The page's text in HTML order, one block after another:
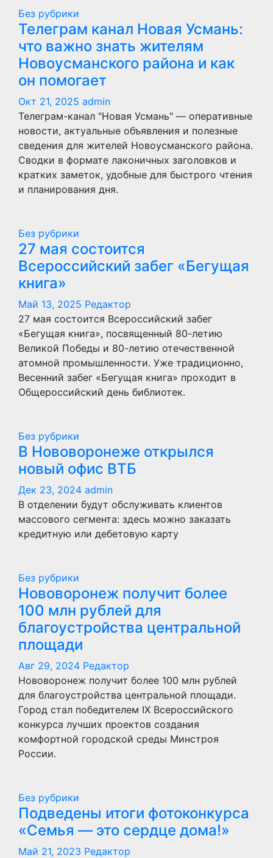
Без рубрики
Телеграм канал Новая Усмань:
что важно знать жителям
Новоусманского района и как
он помогает
Окт 21, 2025 admin
Телеграм-канал "Новая Усмань" — оперативные
новости, актуальные объявления и полезные
сведения для жителей Новоусманского района.
Сводки в формате лаконичных заголовков и
кратких заметок, удобные для быстрого чтения
и планирования дня.
Без рубрики
27 мая состоится
Всероссийский забег «Бегущая
книга»
Май 13, 2025 Редактор
27 мая состоится Всероссийский забег
«Бегущая книга», посвященный 80-летию
Великой Победы и 80-летию отечественной
атомной промышленности. Уже традиционно,
Весенний забег «Бегущая книга» проходит в
Общероссийский день библиотек.
Без рубрики
В Нововоронеже открылся
новый офис ВТБ
Дек 23, 2024 admin
В отделении будут обслуживать клиентов
массового сегмента: здесь можно заказать
кредитную или дебетовую карту
Без рубрики
Нововоронеж получит более
100 млн рублей для
благоустройства центральной
площади
Авг 29, 2024 Редактор
Нововоронеж получит более 100 млн рублей
для благоустройства центральной площади.
Город стал победителем IX Всероссийского
конкурса лучших проектов создания
комфортной городской среды Минстроя
России.
Без рубрики
Подведены итоги фотоконкурса
«Семья — это сердце дома!»
Май 21, 2023 Редактор